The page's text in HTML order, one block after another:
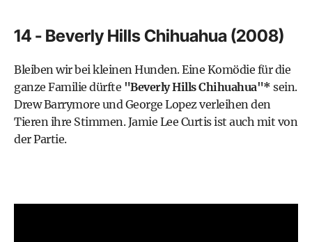
14 - Beverly Hills Chihuahua (2008)
Bleiben wir bei kleinen Hunden. Eine Komödie für die
ganze Familie dürfte "Beverly Hills Chihuahua"* sein.
Drew Barrymore und George Lopez verleihen den
Tieren ihre Stimmen. Jamie Lee Curtis ist auch mit von
der Partie.